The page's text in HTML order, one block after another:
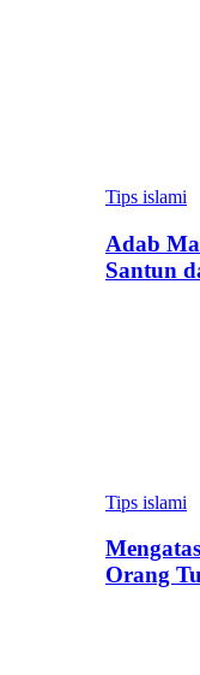
Tips islami
Adab
Santun
Tips islami
Orang